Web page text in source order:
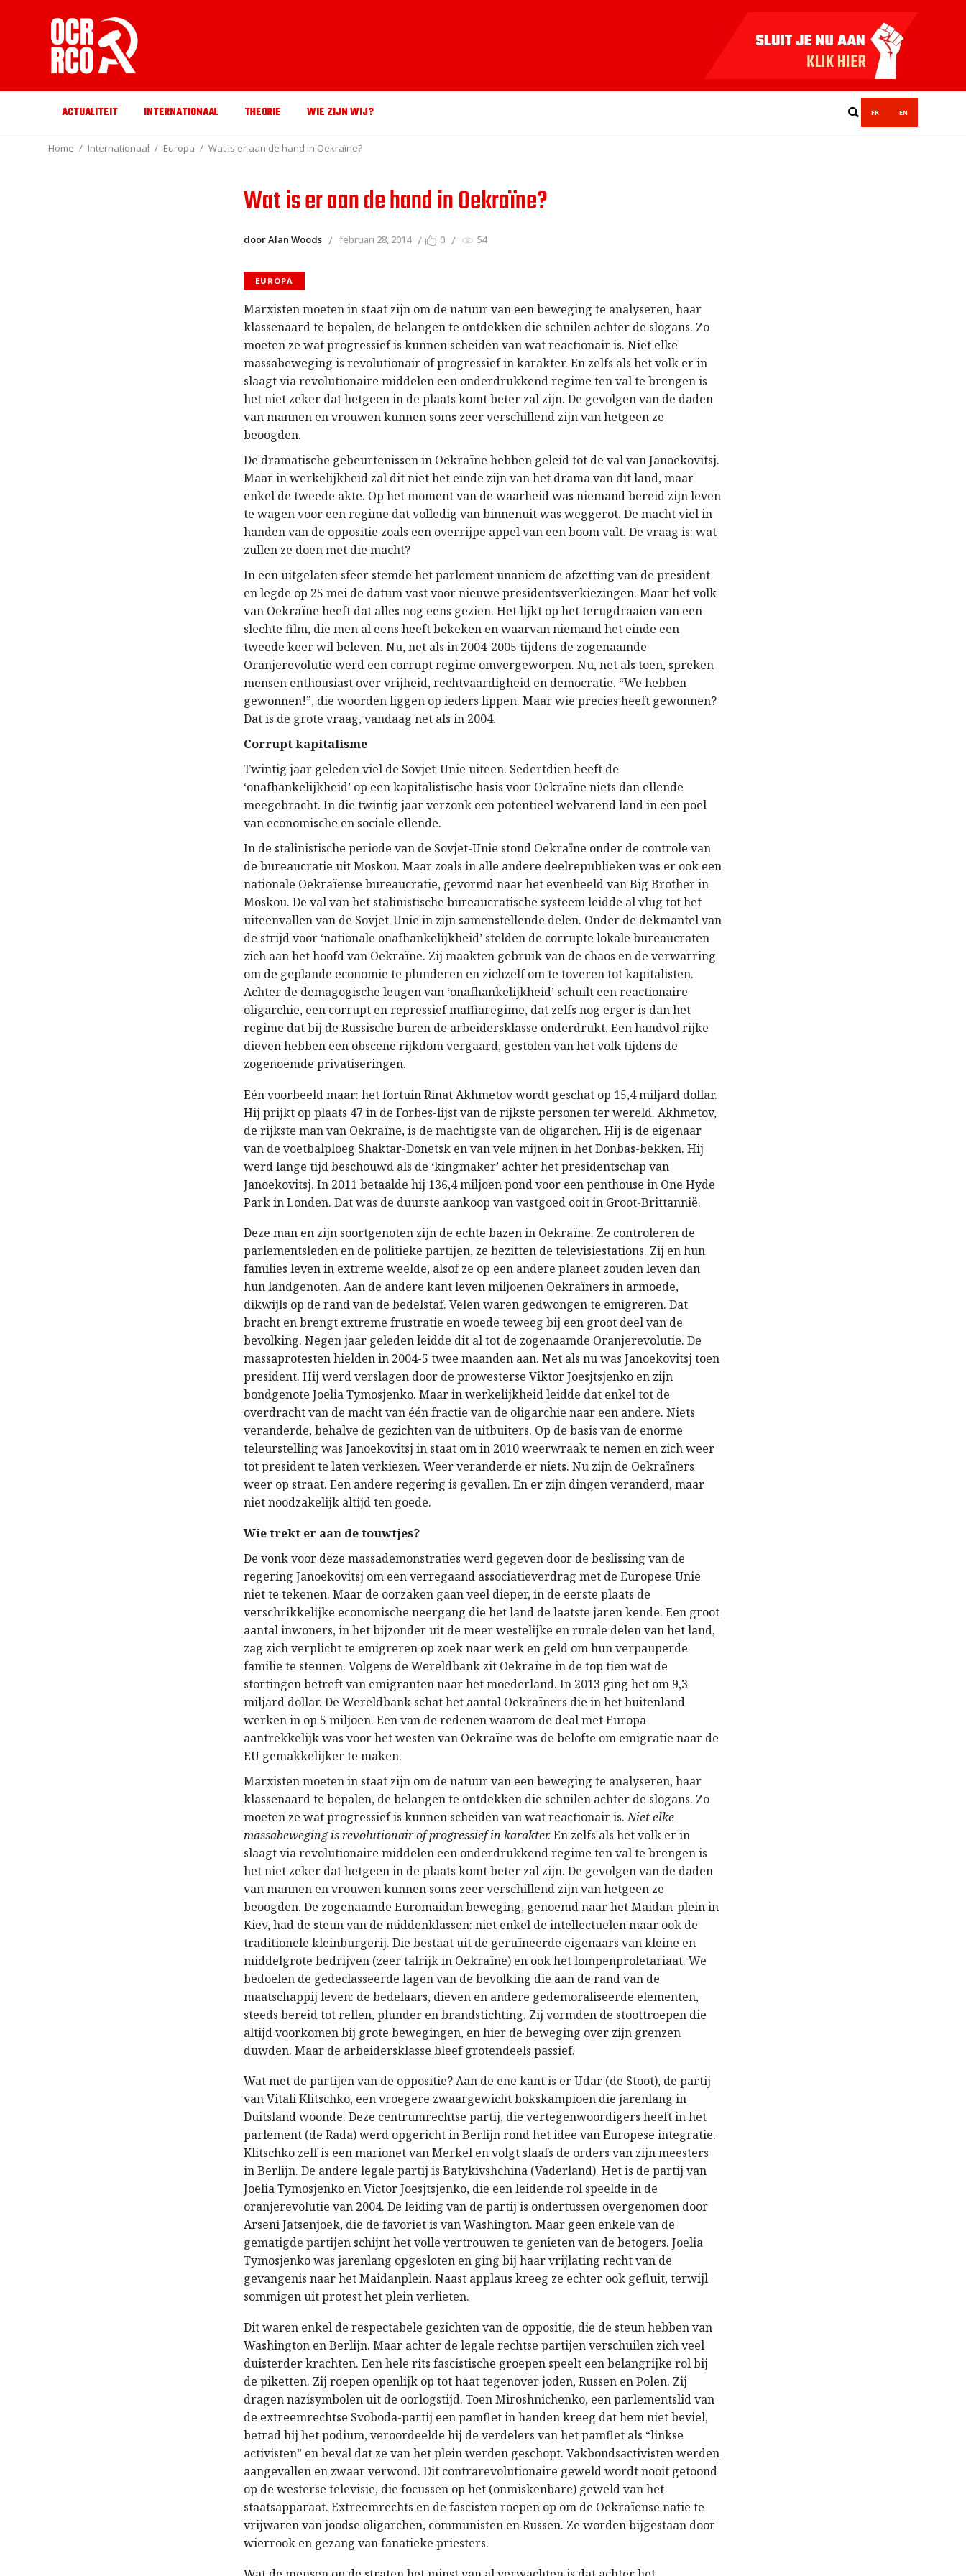
ACTUALITEIT INTERNATIONAAL THEORIE WIE ZIJN WIJ? FR EN
Home Internationaal Europa Wat is er aan de hand in Oekraïne?
Wat is er aan de hand in Oekraïne?
door Alan Woods februari 28, 2014 0 54
EUROPA
Marxisten moeten in staat zijn om de natuur van een beweging te analyseren, haar
klassenaard te bepalen, de belangen te ontdekken die schuilen achter de slogans. Zo
moeten ze wat progressief is kunnen scheiden van wat reactionair is. Niet elke
massabeweging is revolutionair of progressief in karakter. En zelfs als het volk er in
slaagt via revolutionaire middelen een onderdrukkend regime ten val te brengen is
het niet zeker dat hetgeen in de plaats komt beter zal zijn. De gevolgen van de daden
van mannen en vrouwen kunnen soms zeer verschillend zijn van hetgeen ze
beoogden.
De dramatische gebeurtenissen in Oekraïne hebben geleid tot de val van Janoekovitsj.
Maar in werkelijkheid zal dit niet het einde zijn van het drama van dit land, maar
enkel de tweede akte. Op het moment van de waarheid was niemand bereid zijn leven
te wagen voor een regime dat volledig van binnenuit was weggerot. De macht viel in
handen van de oppositie zoals een overrijpe appel van een boom valt. De vraag is: wat
zullen ze doen met die macht?
In een uitgelaten sfeer stemde het parlement unaniem de afzetting van de president
en legde op 25 mei de datum vast voor nieuwe presidentsverkiezingen. Maar het volk
van Oekraïne heeft dat alles nog eens gezien. Het lijkt op het terugdraaien van een
slechte film, die men al eens heeft bekeken en waarvan niemand het einde een
tweede keer wil beleven. Nu, net als in 2004-2005 tijdens de zogenaamde
Oranjerevolutie werd een corrupt regime omvergeworpen. Nu, net als toen, spreken
mensen enthousiast over vrijheid, rechtvaardigheid en democratie. “We hebben
gewonnen!”, die woorden liggen op ieders lippen. Maar wie precies heeft gewonnen?
Dat is de grote vraag, vandaag net als in 2004.
Corrupt kapitalisme
Twintig jaar geleden viel de Sovjet-Unie uiteen. Sedertdien heeft de
‘onafhankelijkheid’ op een kapitalistische basis voor Oekraïne niets dan ellende
meegebracht. In die twintig jaar verzonk een potentieel welvarend land in een poel
van economische en sociale ellende.
In de stalinistische periode van de Sovjet-Unie stond Oekraïne onder de controle van
de bureaucratie uit Moskou. Maar zoals in alle andere deelrepublieken was er ook een
nationale Oekraïense bureaucratie, gevormd naar het evenbeeld van Big Brother in
Moskou. De val van het stalinistische bureaucratische systeem leidde al vlug tot het
uiteenvallen van de Sovjet-Unie in zijn samenstellende delen. Onder de dekmantel van
de strijd voor ‘nationale onafhankelijkheid’ stelden de corrupte lokale bureaucraten
zich aan het hoofd van Oekraïne. Zij maakten gebruik van de chaos en de verwarring
om de geplande economie te plunderen en zichzelf om te toveren tot kapitalisten.
Achter de demagogische leugen van ‘onafhankelijkheid’ schuilt een reactionaire
oligarchie, een corrupt en repressief maffiaregime, dat zelfs nog erger is dan het
regime dat bij de Russische buren de arbeidersklasse onderdrukt. Een handvol rijke
dieven hebben een obscene rijkdom vergaard, gestolen van het volk tijdens de
zogenoemde privatiseringen.
Eén voorbeeld maar: het fortuin Rinat Akhmetov wordt geschat op 15,4 miljard dollar.
Hij prijkt op plaats 47 in de Forbes-lijst van de rijkste personen ter wereld. Akhmetov,
de rijkste man van Oekraïne, is de machtigste van de oligarchen. Hij is de eigenaar
van de voetbalploeg Shaktar-Donetsk en van vele mijnen in het Donbas-bekken. Hij
werd lange tijd beschouwd als de ‘kingmaker’ achter het presidentschap van
Janoekovitsj. In 2011 betaalde hij 136,4 miljoen pond voor een penthouse in One Hyde
Park in Londen. Dat was de duurste aankoop van vastgoed ooit in Groot-Brittannië.
Deze man en zijn soortgenoten zijn de echte bazen in Oekraïne. Ze controleren de
parlementsleden en de politieke partijen, ze bezitten de televisiestations. Zij en hun
families leven in extreme weelde, alsof ze op een andere planeet zouden leven dan
hun landgenoten. Aan de andere kant leven miljoenen Oekraïners in armoede,
dikwijls op de rand van de bedelstaf. Velen waren gedwongen te emigreren. Dat
bracht en brengt extreme frustratie en woede teweeg bij een groot deel van de
bevolking. Negen jaar geleden leidde dit al tot de zogenaamde Oranjerevolutie. De
massaprotesten hielden in 2004-5 twee maanden aan. Net als nu was Janoekovitsj toen
president. Hij werd verslagen door de prowesterse Viktor Joesjtsjenko en zijn
bondgenote Joelia Tymosjenko. Maar in werkelijkheid leidde dat enkel tot de
overdracht van de macht van één fractie van de oligarchie naar een andere. Niets
veranderde, behalve de gezichten van de uitbuiters. Op de basis van de enorme
teleurstelling was Janoekovitsj in staat om in 2010 weerwraak te nemen en zich weer
tot president te laten verkiezen. Weer veranderde er niets. Nu zijn de Oekraïners
weer op straat. Een andere regering is gevallen. En er zijn dingen veranderd, maar
niet noodzakelijk altijd ten goede.
Wie trekt er aan de touwtjes?
De vonk voor deze massademonstraties werd gegeven door de beslissing van de
regering Janoekovitsj om een verregaand associatieverdrag met de Europese Unie
niet te tekenen. Maar de oorzaken gaan veel dieper, in de eerste plaats de
verschrikkelijke economische neergang die het land de laatste jaren kende. Een groot
aantal inwoners, in het bijzonder uit de meer westelijke en rurale delen van het land,
zag zich verplicht te emigreren op zoek naar werk en geld om hun verpauperde
familie te steunen. Volgens de Wereldbank zit Oekraïne in de top tien wat de
stortingen betreft van emigranten naar het moederland. In 2013 ging het om 9,3
miljard dollar. De Wereldbank schat het aantal Oekraïners die in het buitenland
werken in op 5 miljoen. Een van de redenen waarom de deal met Europa
aantrekkelijk was voor het westen van Oekraïne was de belofte om emigratie naar de
EU gemakkelijker te maken.
Marxisten moeten in staat zijn om de natuur van een beweging te analyseren, haar
klassenaard te bepalen, de belangen te ontdekken die schuilen achter de slogans. Zo
moeten ze wat progressief is kunnen scheiden van wat reactionair is.Niet elke
massabeweging is revolutionair of progressief in karakter.En zelfs als het volk er in
slaagt via revolutionaire middelen een onderdrukkend regime ten val te brengen is
het niet zeker dat hetgeen in de plaats komt beter zal zijn. De gevolgen van de daden
van mannen en vrouwen kunnen soms zeer verschillend zijn van hetgeen ze
beoogden. De zogenaamde Euromaidan beweging, genoemd naar het Maidan-plein in
Kiev, had de steun van de middenklassen: niet enkel de intellectuelen maar ook de
traditionele kleinburgerij. Die bestaat uit de geruïneerde eigenaars van kleine en
middelgrote bedrijven (zeer talrijk in Oekraïne) en ook het lompenproletariaat. We
bedoelen de gedeclasseerde lagen van de bevolking die aan de rand van de
maatschappij leven: de bedelaars, dieven en andere gedemoraliseerde elementen,
steeds bereid tot rellen, plunder en brandstichting. Zij vormden de stoottroepen die
altijd voorkomen bij grote bewegingen, en hier de beweging over zijn grenzen
duwden. Maar de arbeidersklasse bleef grotendeels passief.
Wat met de partijen van de oppositie? Aan de ene kant is er Udar (de Stoot), de partij
van Vitali Klitschko, een vroegere zwaargewicht bokskampioen die jarenlang in
Duitsland woonde. Deze centrumrechtse partij, die vertegenwoordigers heeft in het
parlement (de Rada) werd opgericht in Berlijn rond het idee van Europese integratie.
Klitschko zelf is een marionet van Merkel en volgt slaafs de orders van zijn meesters
in Berlijn. De andere legale partij is Batykivshchina (Vaderland). Het is de partij van
Joelia Tymosjenko en Victor Joesjtsjenko, die een leidende rol speelde in de
oranjerevolutie van 2004. De leiding van de partij is ondertussen overgenomen door
Arseni Jatsenjoek, die de favoriet is van Washington. Maar geen enkele van de
gematigde partijen schijnt het volle vertrouwen te genieten van de betogers. Joelia
Tymosjenko was jarenlang opgesloten en ging bij haar vrijlating recht van de
gevangenis naar het Maidanplein. Naast applaus kreeg ze echter ook gefluit, terwijl
sommigen uit protest het plein verlieten.
Dit waren enkel de respectabele gezichten van de oppositie, die de steun hebben van
Washington en Berlijn. Maar achter de legale rechtse partijen verschuilen zich veel
duisterder krachten. Een hele rits fascistische groepen speelt een belangrijke rol bij
de piketten. Zij roepen openlijk op tot haat tegenover joden, Russen en Polen. Zij
dragen nazisymbolen uit de oorlogstijd. Toen Miroshnichenko, een parlementslid van
de extreemrechtse Svoboda-partij een pamflet in handen kreeg dat hem niet beviel,
betrad hij het podium, veroordeelde hij de verdelers van het pamflet als “linkse
activisten” en beval dat ze van het plein werden geschopt. Vakbondsactivisten werden
aangevallen en zwaar verwond. Dit contrarevolutionaire geweld wordt nooit getoond
op de westerse televisie, die focussen op het (onmiskenbare) geweld van het
staatsapparaat. Extreemrechts en de fascisten roepen op om de Oekraïense natie te
vrijwaren van joodse oligarchen, communisten en Russen. Ze worden bijgestaan door
wierrook en gezang van fanatieke priesters.